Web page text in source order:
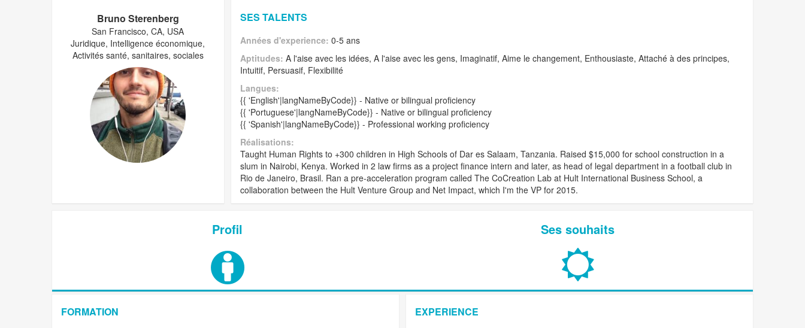
Bruno Sterenberg
San Francisco, CA, USA
Juridique, Intelligence économique,
Activités santé, sanitaires, sociales
SES TALENTS
Années d'experience: 0-5 ans
Aptitudes: A l'aise avec les idées, A l'aise avec les gens, Imaginatif, Aime le changement, Enthousiaste, Attaché à des principes,
Intuitif, Persuasif, Flexibilité
Langues:
{{ 'English'|langNameByCode}} - Native or bilingual proficiency
{{ 'Portuguese'|langNameByCode}} - Native or bilingual proficiency
{{ 'Spanish'|langNameByCode}} - Professional working proficiency
Réalisations:
Taught Human Rights to +300 children in High Schools of Dar es Salaam, Tanzania. Raised $15,000 for school construction in a
slum in Nairobi, Kenya. Worked in 2 law firms as a project finance intern and later, as head of legal department in a football club in
Rio de Janeiro, Brasil. Ran a pre-acceleration program called The CoCreation Lab at Hult International Business School, a
collaboration between the Hult Venture Group and Net Impact, which I'm the VP for 2015.
Profil Ses souhaits
FORMATION EXPERIENCE